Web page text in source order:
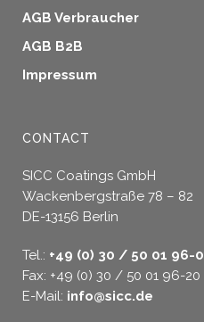
AGB Verbraucher
AGB B2B
Impressum
CONTACT
SICC Coatings GmbH
Wackenbergstraße 78 – 82
DE-13156 Berlin
Tel.: +49 (0) 30 / 50 01 96-0
Fax: +49 (0) 30 / 50 01 96-20
E-Mail: info@sicc.de